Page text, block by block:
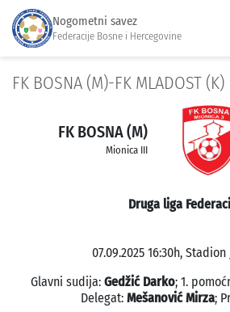
Nogometni savez
Federacije Bosne i Hercegovine
FK BOSNA (M)-FK MLADOST (K)
FK BOSNA (M)
Mionica III
Druga liga
07.09.2025 16:30h,
Glavni sudija: Gedžić Darko; 1.
Delegat: Mešanović Mirza;